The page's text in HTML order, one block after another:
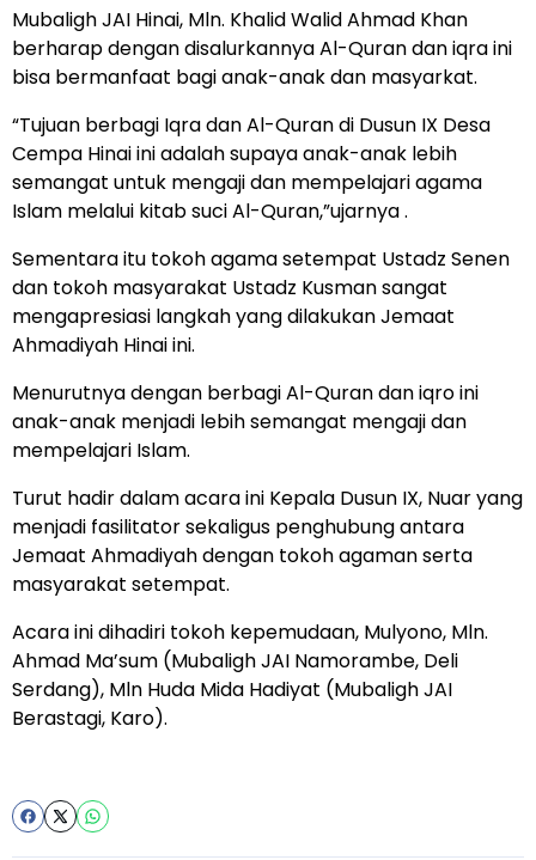
Mubaligh JAI Hinai, Mln. Khalid Walid Ahmad Khan
berharap dengan disalurkannya Al-Quran dan iqra ini
bisa bermanfaat bagi anak-anak dan masyarkat.
“Tujuan berbagi Iqra dan Al-Quran di Dusun IX Desa
Cempa Hinai ini adalah supaya anak-anak lebih
semangat untuk mengaji dan mempelajari agama
Islam melalui kitab suci Al-Quran,”ujarnya .
Sementara itu tokoh agama setempat Ustadz Senen
dan tokoh masyarakat Ustadz Kusman sangat
mengapresiasi langkah yang dilakukan Jemaat
Ahmadiyah Hinai ini.
Menurutnya dengan berbagi Al-Quran dan iqro ini
anak-anak menjadi lebih semangat mengaji dan
mempelajari Islam.
Turut hadir dalam acara ini Kepala Dusun IX, Nuar yang
menjadi fasilitator sekaligus penghubung antara
Jemaat Ahmadiyah dengan tokoh agaman serta
masyarakat setempat.
Acara ini dihadiri tokoh kepemudaan, Mulyono, Mln.
Ahmad Ma’sum (Mubaligh JAI Namorambe, Deli
Serdang), Mln Huda Mida Hadiyat (Mubaligh JAI
Berastagi, Karo).